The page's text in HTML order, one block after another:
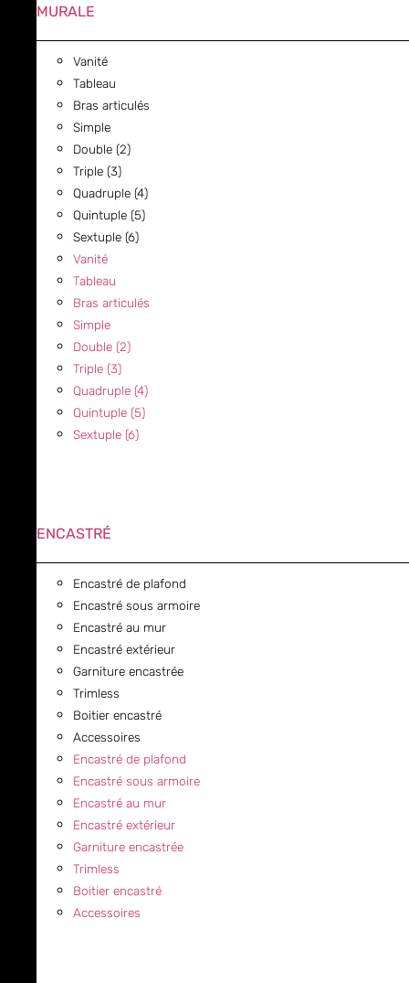
MURALE
Vanité
Tableau
Bras articulés
Simple
Double (2)
Triple (3)
Quadruple (4)
Quintuple (5)
Sextuple (6)
Vanité
Tableau
Bras articulés
Simple
Double (2)
Triple (3)
Quadruple (4)
Quintuple (5)
Sextuple (6)
ENCASTRÉ
Encastré de plafond
Encastré sous armoire
Encastré au mur
Encastré extérieur
Garniture encastrée
Trimless
Boitier encastré
Accessoires
Encastré de plafond
Encastré sous armoire
Encastré au mur
Encastré extérieur
Garniture encastrée
Trimless
Boitier encastré
Accessoires